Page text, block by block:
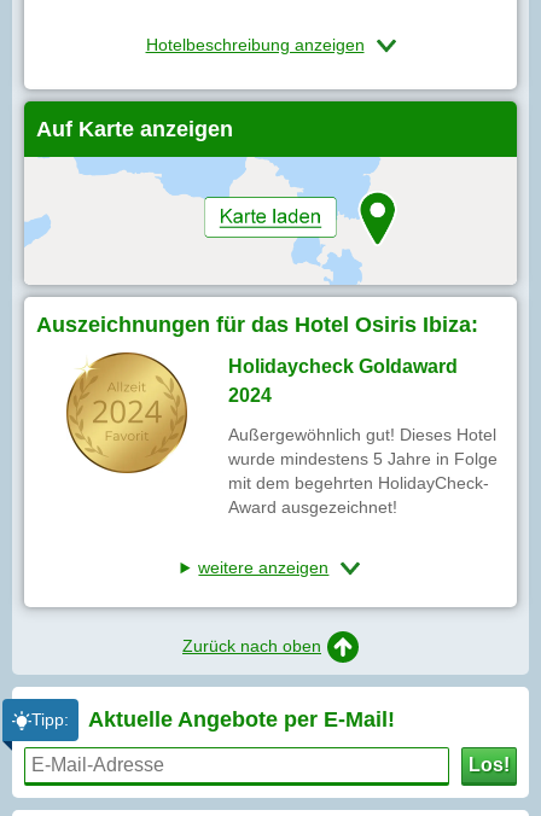
Hotelbeschreibung anzeigen
Auf Karte anzeigen
Auszeichnungen für das Hotel Osiris Ibiza:
Holidaycheck Goldaward
2024
Außergewöhnlich gut! Dieses Hotel
wurde mindestens 5 Jahre in Folge
mit dem begehrten HolidayCheck-
Award ausgezeichnet!
weitere anzeigen
Zurück nach oben
Tipp: Aktuelle Angebote per E-Mail!
Los!